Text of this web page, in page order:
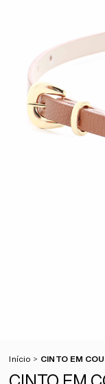
Início CINTO EM
CINTO EM